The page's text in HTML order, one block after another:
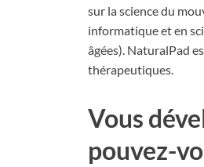
sur la science du
informatique et en
âgées). NaturalPad
thérapeutiques.
Vous
pouvez-